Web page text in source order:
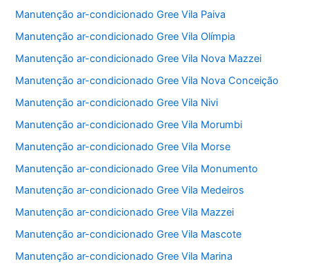
Manutenção ar-condicionado Gree Vila Paiva
Manutenção ar-condicionado Gree Vila Olímpia
Manutenção ar-condicionado Gree Vila Nova Mazzei
Manutenção ar-condicionado Gree Vila Nova Conceição
Manutenção ar-condicionado Gree Vila Nivi
Manutenção ar-condicionado Gree Vila Morumbi
Manutenção ar-condicionado Gree Vila Morse
Manutenção ar-condicionado Gree Vila Monumento
Manutenção ar-condicionado Gree Vila Medeiros
Manutenção ar-condicionado Gree Vila Mazzei
Manutenção ar-condicionado Gree Vila Mascote
Manutenção ar-condicionado Gree Vila Marina